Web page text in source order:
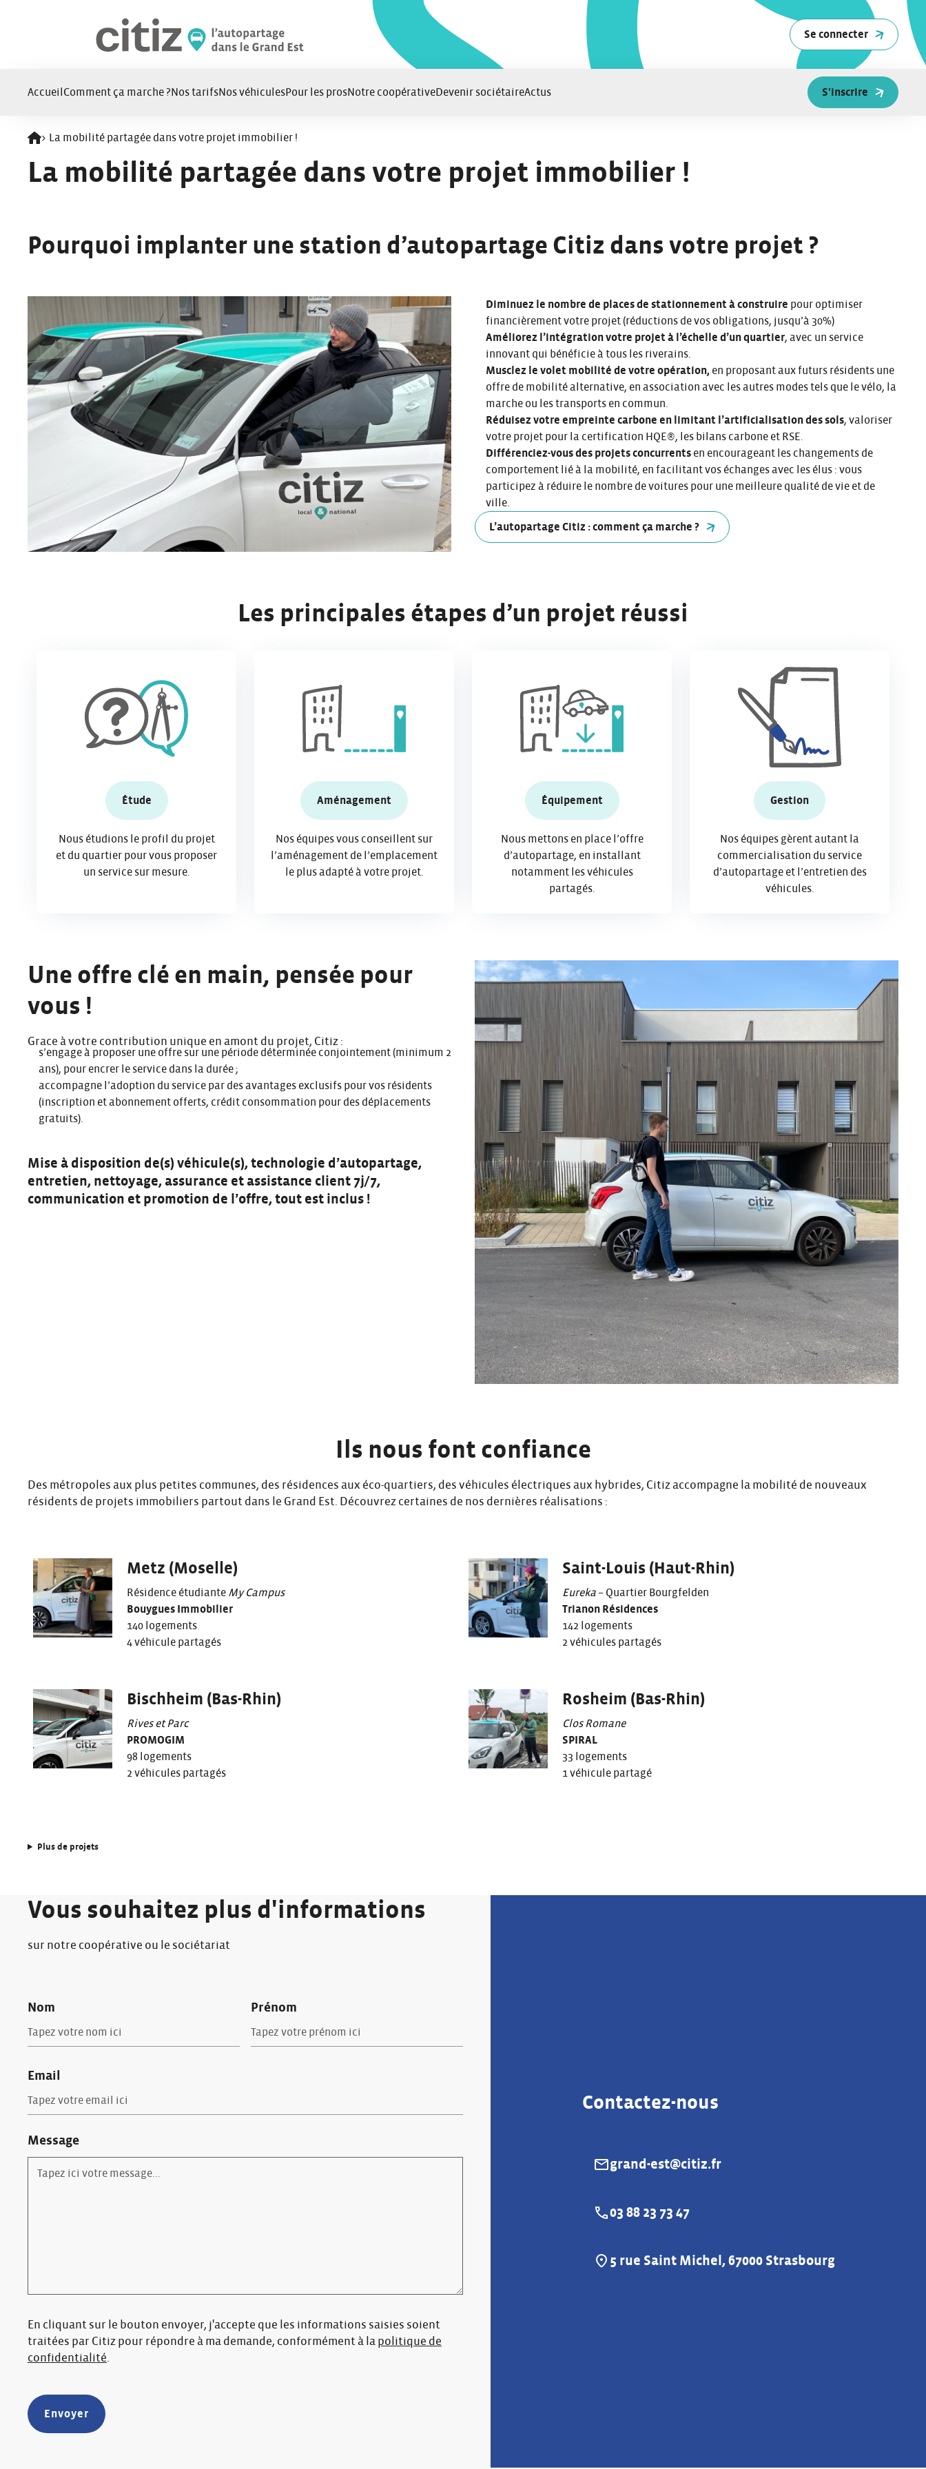
Se connecter
Accueil Comment ça marche ? Nos tarifsNos véhiculesPour les prosNotre coopérativeDevenir sociétaireActus S'inscrire
Retour à l'accueil
> La mobilité partagée dans votre projet immobilier !
La mobilité partagée dans votre projet immobilier !
Pourquoi implanter une station d’autopartage Citiz dans votre projet ?
Diminuez le nombre de places de stationnement à construire pour optimiser
financièrement votre projet (réductions de vos obligations, jusqu’à 30%)
Améliorez l’intégration votre projet à l’échelle d’un quartier, avec un service
innovant qui bénéficie à tous les riverains.
Musclez le volet mobilité de votre opération, en proposant aux futurs résidents une
offre de mobilité alternative, en association avec les autres modes tels que le vélo, la
marche ou les transports en commun.
Réduisez votre empreinte carbone en limitant l’artificialisation des sols, valoriser
votre projet pour la certification HQE®, les bilans carbone et RSE.
Différenciez-vous des projets concurrents en encourageant les changements de
comportement lié à la mobilité, en facilitant vos échanges avec les élus : vous
participez à réduire le nombre de voitures pour une meilleure qualité de vie et de
ville.
L’autopartage Citiz : comment ça marche ?
Les principales étapes d’un projet réussi
Étude
Nous étudions le profil du projet
et du quartier pour vous proposer
un service sur mesure.
Aménagement
Nos équipes vous conseillent sur
l’aménagement de l’emplacement
le plus adapté à votre projet.
Équipement
Nous mettons en place l’offre
d’autopartage, en installant
notamment les véhicules
partagés.
Gestion
Nos équipes gèrent autant la
commercialisation du service
d’autopartage et l’entretien des
véhicules.
Une offre clé en main, pensée pour
vous !
Grace à votre contribution unique en amont du projet, Citiz :
s’engage à proposer une offre sur une période déterminée conjointement (minimum 2
ans), pour encrer le service dans la durée ;
accompagne l’adoption du service par des avantages exclusifs pour vos résidents
(inscription et abonnement offerts, crédit consommation pour des déplacements
gratuits).
Mise à disposition de(s) véhicule(s), technologie d’autopartage,
entretien, nettoyage, assurance et assistance client 7j/7,
communication et promotion de l’offre, tout est inclus !
Ils nous font confiance
Des métropoles aux plus petites communes, des résidences aux éco-quartiers, des véhicules électriques aux hybrides, Citiz accompagne la mobilité de nouveaux
résidents de projets immobiliers partout dans le Grand Est. Découvrez certaines de nos dernières réalisations :
Metz (Moselle)
Résidence étudiante My Campus
Bouygues Immobilier
140 logements
4 véhicule partagés
Saint-Louis (Haut-Rhin)
Eureka– Quartier Bourgfelden
Trianon Résidences
142 logements
2 véhicules partagés
Bischheim (Bas-Rhin)
Rives et Parc
PROMOGIM
98 logements
2 véhicules partagés
Rosheim (Bas-Rhin)
Clos Romane
SPIRAL
33 logements
1 véhicule partagé
Plus de projets
Vous souhaitez plus d'informations
sur notre coopérative ou le sociétariat
Nom Prénom
Email
Message
En cliquant sur le bouton envoyer, j'accepte que les informations saisies soient
traitées par Citiz pour répondre à ma demande, conformément à la politique de
confidentialité
Contactez-nous
E-mail :
grand-est@citiz.fr
Téléphone :
03 88 23 73 47
Adresse :
5 rue Saint Michel, 67000 Strasbourg